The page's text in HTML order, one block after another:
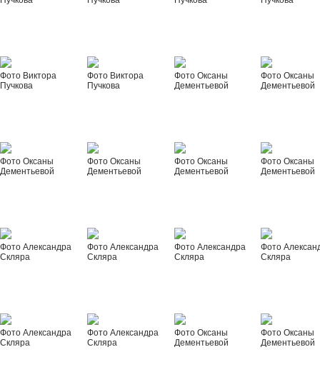
Фото Виктора
Пучкова
Фото Виктора
Пучкова
Фото Оксаны
Дементьевой
Фото Оксаны
Дементьевой
Фото Оксаны
Дементьевой
Фото Оксаны
Дементьевой
Фото Оксаны
Дементьевой
Фото Оксаны
Дементьевой
Фото Александра
Скляра
Фото Александра
Скляра
Фото Александра
Скляра
Фото
Скляра
Фото Александра
Скляра
Фото Александра
Скляра
Фото Оксаны
Дементьевой
Фото Оксаны
Дементьевой